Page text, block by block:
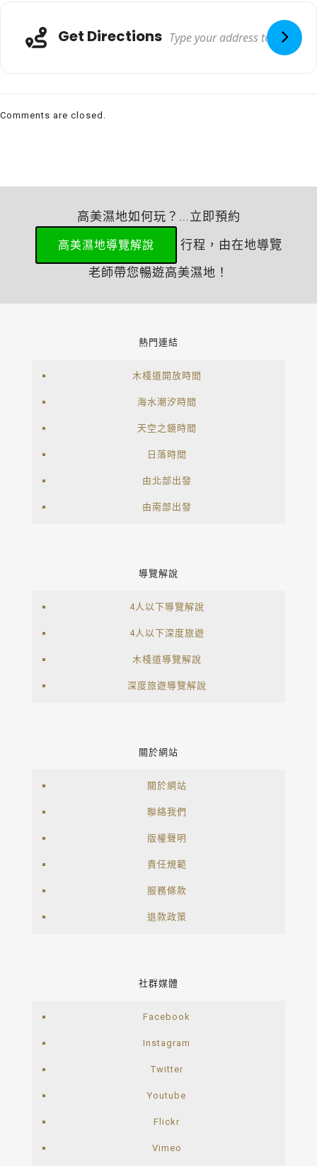
Get Directions
Comments are closed.
高美濕地如何玩？...立即預約
高美濕地導覽解說
行程，由在地導覽
老師帶您暢遊高美濕地！
熱門連結
木棧道開放時間
海水潮汐時間
天空之鏡時間
日落時間
由北部出發
由南部出發
導覽解說
4人以下導覽解說
4人以下深度旅遊
木棧道導覽解說
深度旅遊導覽解說
關於網站
關於網站
聯絡我們
版權聲明
責任規範
服務條款
退款政策
社群媒體
Facebook
Instagram
Twitter
Youtube
Flickr
Vimeo